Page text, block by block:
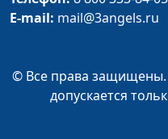
E-mail: mail@3angels.ru
© Все права защищены.
допускается